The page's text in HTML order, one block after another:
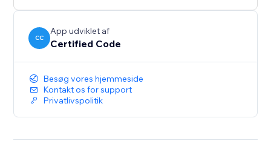
CC
App udviklet af
Certified Code
Besøg vores hjemmeside
Kontakt os for support
Privatlivspolitik